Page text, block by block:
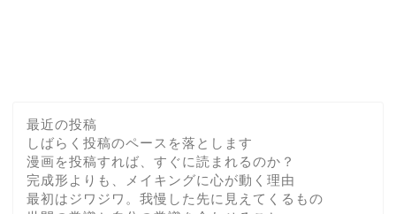
最近の投稿
しばらく投稿のペースを落とします
漫画を投稿すれば、すぐに読まれるのか？
完成形よりも、メイキングに心が動く理由
最初はジワジワ。我慢した先に見えてくるもの